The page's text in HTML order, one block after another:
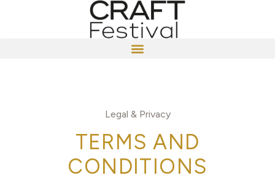
Legal & Privacy
TERMS AND
CONDITIONS